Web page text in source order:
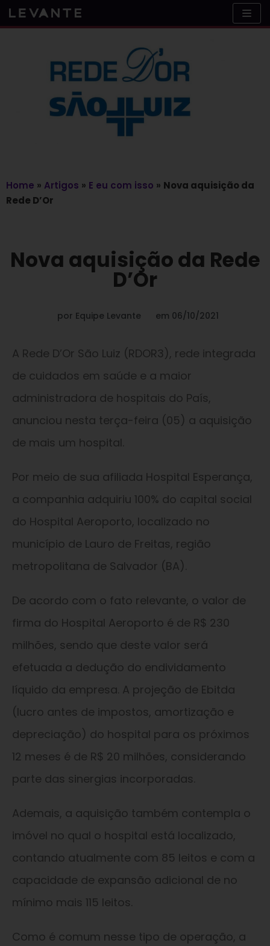
Skip
to
Home » Artigos » E eu com isso » Nova aquisição da
Rede D’Or
Nova aquisição da Rede
D’Or
por Equipe Levante em 06/10/2021
A Rede D’Or São Luiz (RDOR3), rede integrada
de cuidados em saúde e a maior
administradora de hospitais do País,
anunciou nesta terça-feira (05) a aquisição
de mais um hospital.
Por meio de sua afiliada Hospital Esperança,
a companhia adquiriu 100% do capital social
do Hospital Aeroporto, localizado no
município de Lauro de Freitas, região
metropolitana de Salvador (BA).
De acordo com o fato relevante, o valor de
firma do Hospital Aeroporto é de R$ 230
milhões, sendo que deste valor será
efetuada a dedução do endividamento
líquido da empresa. A projeção de Ebitda
(lucro antes de impostos, amortização e
depreciação) do hospital para os próximos
12 meses é de R$ 20 milhões, considerando
parte das sinergias incorporadas.
Ademais, a aquisição também contempla o
imóvel no qual o hospital está localizado,
contando atualmente com 85 leitos e com a
capacidade de expansão adicional de no
mínimo mais 115 leitos.
Como é comum nesse tipo de operação, a